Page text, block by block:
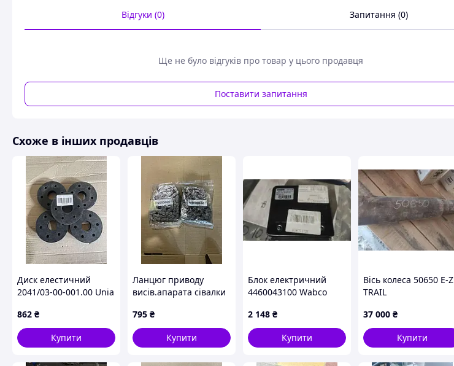
Відгуки (0) Запитання (0)
Ще не було відгуків про товар у цього продавця
Поставити запитання
Схоже в інших продавців
Диск елестичний
2041/03-00-001.00 Unia
862 ₴
Купити
Ланцюг приводу
висів.апарата сівалки
795 ₴
Купити
Блок електричний
4460043100 Wabco
2 148 ₴
Купити
Вісь колеса 50650 E-Z
TRAIL
37 000 ₴
Купити